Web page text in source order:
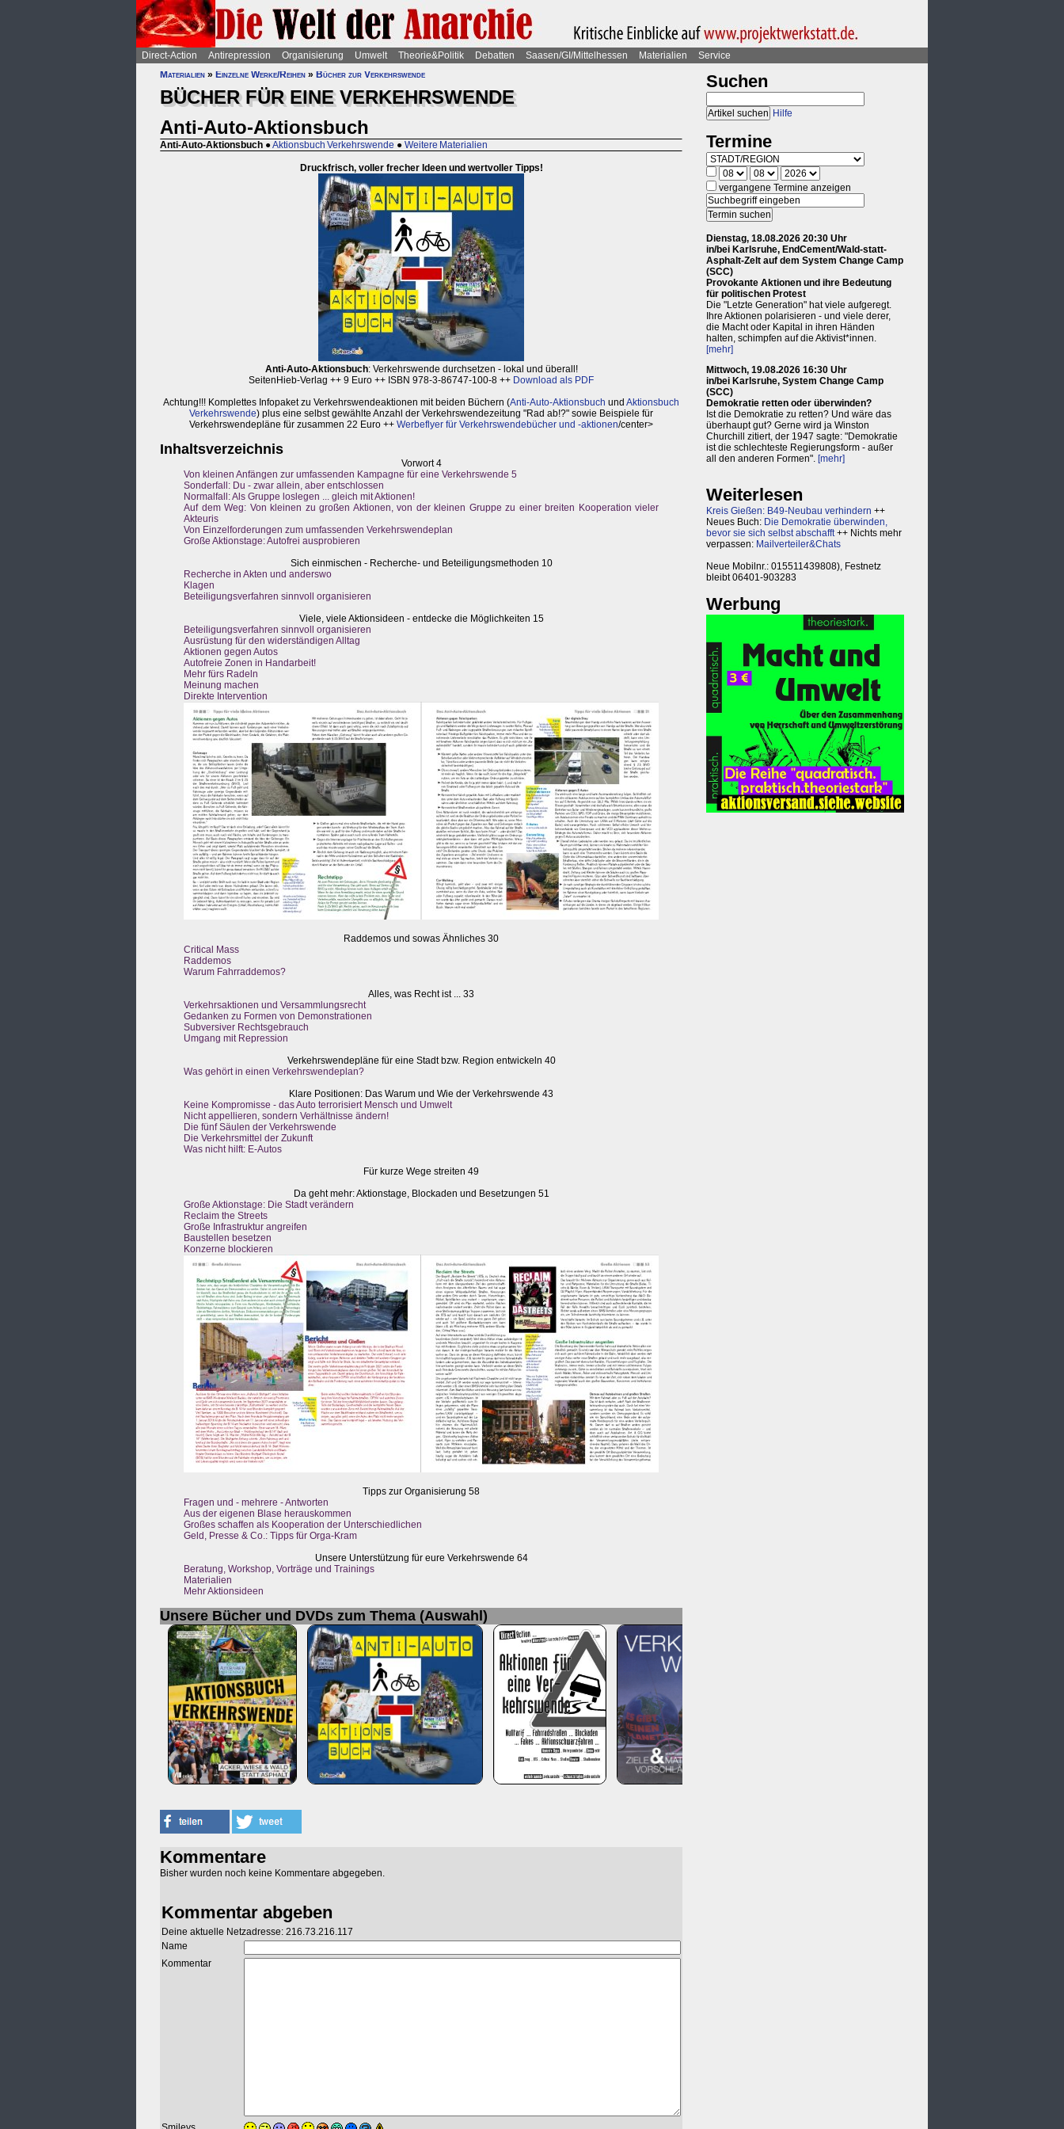
Direct-Action Antirepression Organisierung Umwelt Theorie&Politik Debatten Saasen/GI/Mittelhessen Materialien
Service
Materialien » Einzelne Werke/Reihen » Bücher zur Verkehrswende
BÜCHER FÜR EINE VERKEHRSWENDE
Anti-Auto-Aktionsbuch
Anti-Auto-Aktionsbuch ●Aktionsbuch Verkehrswende ● Weitere Materialien
Druckfrisch, voller frecher Ideen und wertvoller Tipps!
Anti-Auto-Aktionsbuch: Verkehrswende durchsetzen - lokal und überall!
SeitenHieb-Verlag ++ 9 Euro ++ ISBN 978-3-86747-100-8 ++ Download als PDF
Achtung!!! Komplettes Infopaket zu Verkehrswendeaktionen mit beiden Büchern (Anti-Auto-Aktionsbuch und Aktionsbuch
Verkehrswende) plus eine selbst gewählte Anzahl der Verkehrswendezeitung "Rad ab!?" sowie Beispiele für
Verkehrswendepläne für zusammen 22 Euro ++ Werbeflyer für Verkehrswendebücher und -aktionen/center>
Inhaltsverzeichnis
Vorwort 4
Von kleinen Anfängen zur umfassenden Kampagne für eine Verkehrswende 5
Sonderfall: Du - zwar allein, aber entschlossen
Normalfall: Als Gruppe loslegen ... gleich mit Aktionen!
Auf dem Weg: Von kleinen zu großen Aktionen, von der kleinen Gruppe zu einer breiten Kooperation vieler
Akteuris
Von Einzelforderungen zum umfassenden Verkehrswendeplan
Große Aktionstage: Autofrei ausprobieren
Sich einmischen - Recherche- und Beteiligungsmethoden 10
Recherche in Akten und anderswo
Klagen
Beteiligungsverfahren sinnvoll organisieren
Viele, viele Aktionsideen - entdecke die Möglichkeiten 15
Beteiligungsverfahren sinnvoll organisieren
Ausrüstung für den widerständigen Alltag
Aktionen gegen Autos
Autofreie Zonen in Handarbeit!
Mehr fürs Radeln
Meinung machen
Direkte Intervention
Raddemos und sowas Ähnliches 30
Critical Mass
Raddemos
Warum Fahrraddemos?
Alles, was Recht ist ... 33
Verkehrsaktionen und Versammlungsrecht
Gedanken zu Formen von Demonstrationen
Subversiver Rechtsgebrauch
Umgang mit Repression
Verkehrswendepläne für eine Stadt bzw. Region entwickeln 40
Was gehört in einen Verkehrswendeplan?
Klare Positionen: Das Warum und Wie der Verkehrswende 43
Keine Kompromisse - das Auto terrorisiert Mensch und Umwelt
Nicht appellieren, sondern Verhältnisse ändern!
Die fünf Säulen der Verkehrswende
Die Verkehrsmittel der Zukunft
Was nicht hilft: E-Autos
Für kurze Wege streiten 49
Da geht mehr: Aktionstage, Blockaden und Besetzungen 51
Große Aktionstage: Die Stadt verändern
Reclaim the Streets
Große Infrastruktur angreifen
Baustellen besetzen
Konzerne blockieren
Tipps zur Organisierung 58
Fragen und - mehrere - Antworten
Aus der eigenen Blase herauskommen
Großes schaffen als Kooperation der Unterschiedlichen
Geld, Presse & Co.: Tipps für Orga-Kram
Unsere Unterstützung für eure Verkehrswende 64
Beratung, Workshop, Vorträge und Trainings
Materialien
Mehr Aktionsideen
Unsere Bücher und DVDs zum Thema (Auswahl)
Kommentare
Bisher wurden noch keine Kommentare abgegeben.
Kommentar abgeben
Deine aktuelle Netzadresse: 216.73.216.117
Name
Kommentar
Suchen
Hilfe
Termine
vergangene Termine anzeigen
Dienstag, 18.08.2026 20:30 Uhr
in/bei Karlsruhe, EndCement/Wald-statt-
Asphalt-Zelt auf dem System Change Camp
(SCC)
Provokante Aktionen und ihre Bedeutung
für politischen Protest
Die "Letzte Generation" hat viele aufgeregt.
Ihre Aktionen polarisieren - und viele derer,
die Macht oder Kapital in ihren Händen
halten, schimpfen auf die Aktivist*innen.
[mehr]
Mittwoch, 19.08.2026 16:30 Uhr
in/bei Karlsruhe, System Change Camp
(SCC)
Demokratie retten oder überwinden?
Ist die Demokratie zu retten? Und wäre das
überhaupt gut? Gerne wird ja Winston
Churchill zitiert, der 1947 sagte: "Demokratie
ist die schlechteste Regierungsform - außer
all den anderen Formen". [mehr]
Weiterlesen
Kreis Gießen: B49-Neubau verhindern ++
Neues Buch: Die Demokratie überwinden,
bevor sie sich selbst abschafft++ Nichts mehr
verpassen: Mailverteiler&Chats
Neue Mobilnr.: 015511439808), Festnetz
bleibt 06401-903283
Werbung